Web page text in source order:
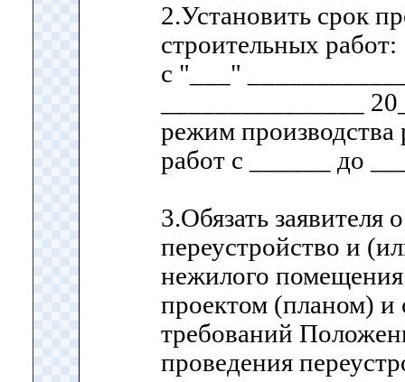
2.Установить срок
строительных работ:
с "___"
_______________
режим
работ с ______ до
3.Обязать заявителя
переустройство и
нежилого помещения
проектом (планом) и
требований
проведения